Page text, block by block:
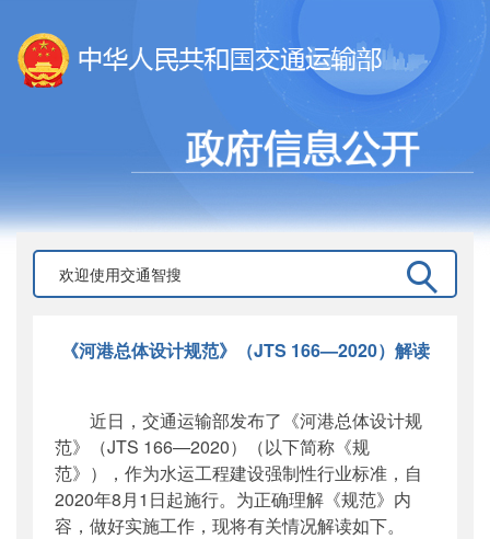
《河港总体设计规范》（JTS 166—2020）解读
近日，交通运输部发布了《河港总体设计规
范》（JTS 166—2020）（以下简称《规
范》），作为水运工程建设强制性行业标准，自
2020年8月1日起施行。为正确理解《规范》内
容，做好实施工作，现将有关情况解读如下。